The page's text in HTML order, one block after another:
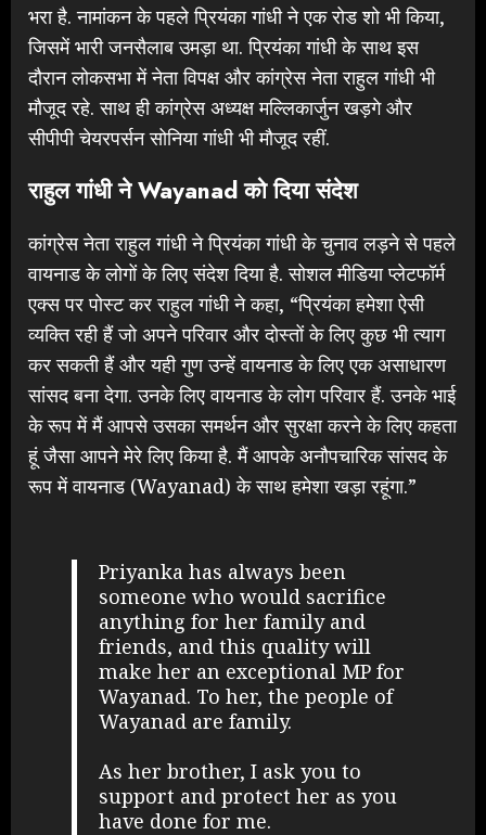
भरा है. नामांकन के पहले प्रियंका गांधी ने एक रोड शो भी किया,
जिसमें भारी जनसैलाब उमड़ा था. प्रियंका गांधी के साथ इस
दौरान लोकसभा में नेता विपक्ष और कांग्रेस नेता राहुल गांधी भी
मौजूद रहे. साथ ही कांग्रेस अध्यक्ष मल्लिकार्जुन खड़गे और
सीपीपी चेयरपर्सन सोनिया गांधी भी मौजूद रहीं.
राहुल गांधी नेWayanadको दिया संदेश
कांग्रेस नेता राहुल गांधी ने प्रियंका गांधी के चुनाव लड़ने से पहले
वायनाड के लोगों के लिए संदेश दिया है. सोशल मीडिया प्लेटफॉर्म
एक्स पर पोस्ट कर राहुल गांधी ने कहा, “प्रियंका हमेशा ऐसी
व्यक्ति रही हैं जो अपने परिवार और दोस्तों के लिए कुछ भी त्याग
कर सकती हैं और यही गुण उन्हें वायनाड के लिए एक असाधारण
सांसद बना देगा. उनके लिए वायनाड के लोग परिवार हैं. उनके भाई
के रूप में मैं आपसे उसका समर्थन और सुरक्षा करने के लिए कहता
हूं जैसा आपने मेरे लिए किया है. मैं आपके अनौपचारिक सांसद के
रूप में वायनाड (Wayanad) के साथ हमेशा खड़ा रहूंगा.”
Priyanka has always been
someone who would sacrifice
anything for her family and
friends, and this quality will
make her an exceptional MP for
Wayanad. To her, the people of
Wayanad are family.
As her brother, I ask you to
support and protect her as you
have done for me.